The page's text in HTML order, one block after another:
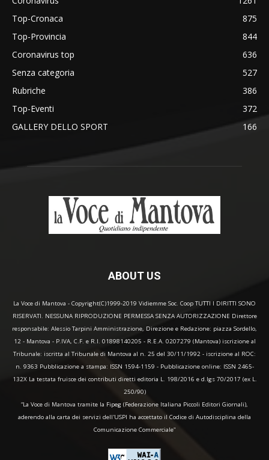
Top-Cronaca
875
Top-Provincia
844
Coronavirus top
636
Senza categoria
527
Rubriche
386
Top-Eventi
372
GALLERY DELLO SPORT
166
ABOUT US
La Voce di Mantova - Copyright(C)1999-2019 Vidiemme Soc. Coop TUTTI I DIRITTI SONO
RISERVATI. NESSUNA RIPRODUZIONE PERMESSA SENZA AUTORIZZAZIONE Direttore
responsabile: Alessio Tarpini Amministrazione, Direzione e Redazione: piazza Sordello,
12 - Mantova - P.IVA, C.F. e R.I. 01898140205 - R.E.A. 0207279 (Mantova) iscrizione al
Tribunale: iscritta al Tribunale di Mantova al n. 25 del 30/11/1992 - iscrizione al ROC:
n. 9363 Pubblicazione a stampa: ISSN 1594-1159 - Pubblicazione online: ISSN 2465-
132X La testata fruisce dei contributi diretti editoria L. 198/2016 e d.lgs 70/2017 (ex L.
250/90)
“La Voce di Mantova tramite la Fipeg (Federazione Italiana Piccoli Editori Giornali),
aderendo alla carta dei servizi dell'USPI ha accettato il Codice di Autodisciplina della
Comunicazione Commerciale"